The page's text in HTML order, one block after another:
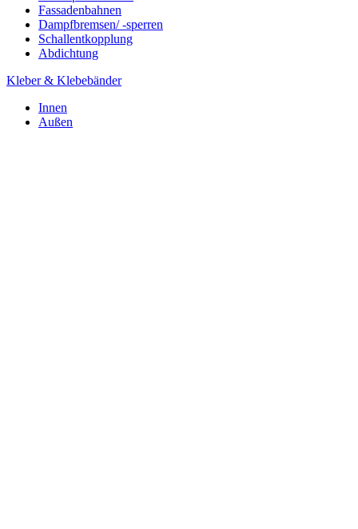
Fassadenbahnen
Dampfbremsen/ -sperren
Schallentkopplung
Abdichtung
Kleber & Klebebänder
Innen
Außen